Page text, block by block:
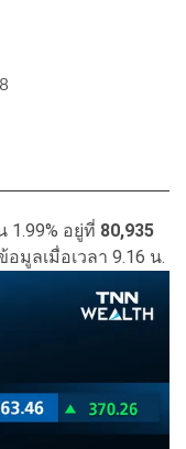
1.99% อยู่ที่ 80,935
อมูลเมื่อเวลา 9.16 น.